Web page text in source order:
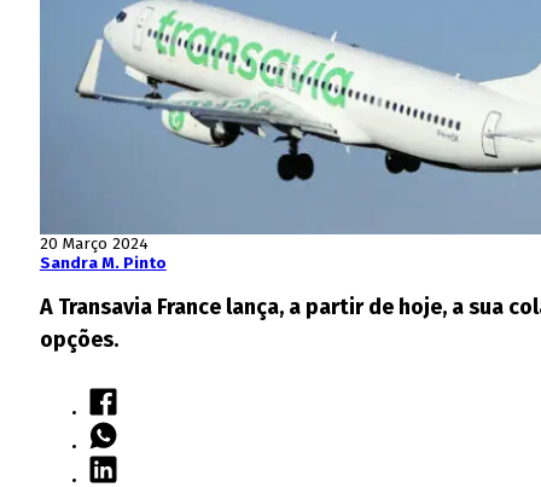
20 Março 2024
Sandra M. Pinto
A Transavia France lança, a partir de hoje, a sua
opções.